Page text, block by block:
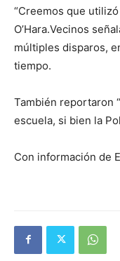
“Creemos que
O’Hara.Vecinos
múltiples disparos,
tiempo.
También reportaron
escuela, si bien la
Con información de